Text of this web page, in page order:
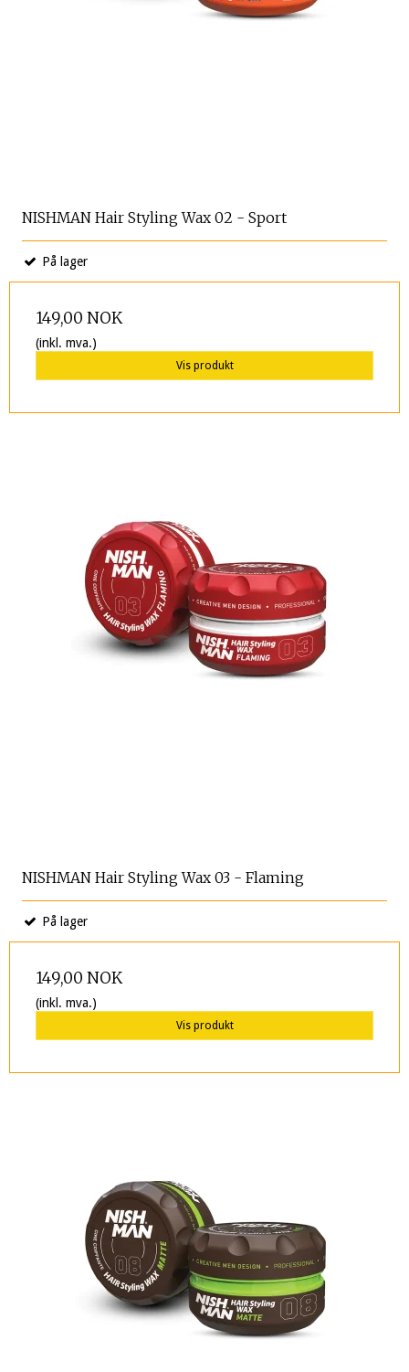
NISHMAN Hair Styling Wax 02 - Sport
På lager
149,00 NOK
(inkl. mva.)
Vis produkt
NISHMAN Hair Styling Wax 03 - Flaming
På lager
149,00 NOK
(inkl. mva.)
Vis produkt